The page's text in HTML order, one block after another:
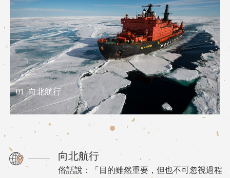
01 向北航行
向北航行
俗話說：「目的雖然重要，但也不可忽視過程